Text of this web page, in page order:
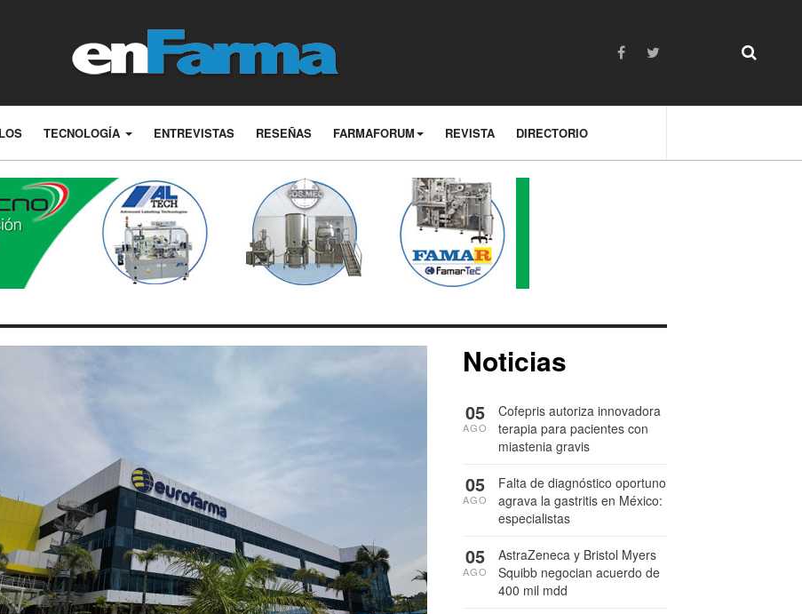
TECNOLOGÍA ENTREVISTAS RESEÑAS FARMAFORUM REVISTA DIRECTORIO
Noticias
Cofepris autoriza innovadora
terapia para pacientes con
miastenia gravis
05
AGO
Falta de diagnóstico oportuno
agrava la gastritis en México:
especialistas
05
AGO
AstraZeneca y Bristol Myers
Squibb negocian acuerdo de
400 mil mdd
05
AGO